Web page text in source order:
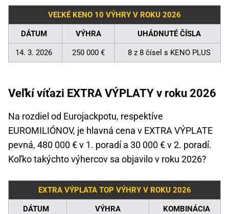
VEĽKÉ KENO 10 VÝHRY V ROKU 2026
DÁTUM VÝHRA UHÁDNUTÉ ČÍSLA
14. 3. 2026 250 000 € 8 z 8 čísel s KENO PLUS
Veľkí víťazi EXTRA VÝPLATY v roku 2026
Na rozdiel od Eurojackpotu, respektíve
EUROMILIÓNOV, je hlavná cena v EXTRA VÝPLATE
pevná, 480 000 € v 1. poradí a 30 000 € v 2. poradí.
Koľko takýchto výhercov sa objavilo v roku 2026?
EXTRA VÝPLATA TOP VÝHRY V ROKU 2026
DÁTUM VÝHRA KOMBINÁCIA